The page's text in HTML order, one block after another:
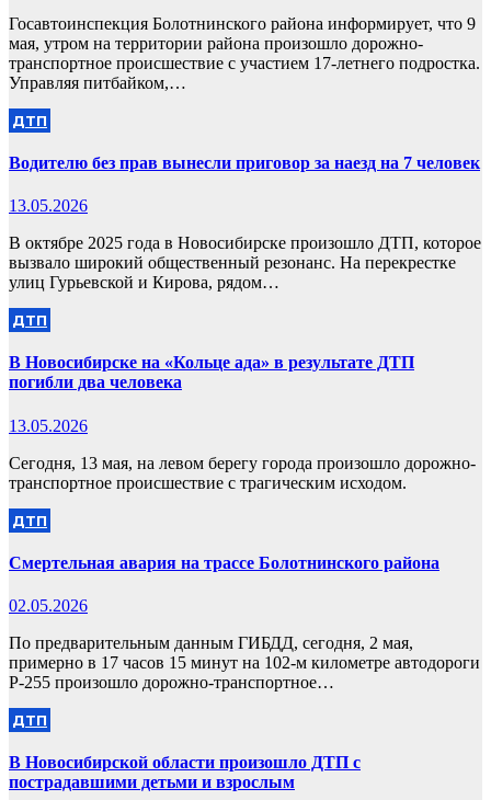
Госавтоинспекция Болотнинского района информирует, что 9
мая, утром на территории района произошло дорожно-
транспортное происшествие с участием 17-летнего подростка.
Управляя питбайком,…
ДТП
Водителю без прав вынесли приговор за наезд на 7 человек
13.05.2026
В октябре 2025 года в Новосибирске произошло ДТП, которое
вызвало широкий общественный резонанс. На перекрестке
улиц Гурьевской и Кирова, рядом…
ДТП
В Новосибирске на «Кольце ада» в результате ДТП
погибли два человека
13.05.2026
Сегодня, 13 мая, на левом берегу города произошло дорожно-
транспортное происшествие с трагическим исходом.
ДТП
Смертельная авария на трассе Болотнинского района
02.05.2026
По предварительным данным ГИБДД, сегодня, 2 мая,
примерно в 17 часов 15 минут на 102-м километре автодороги
Р-255 произошло дорожно-транспортное…
ДТП
В Новосибирской области произошло ДТП с
пострадавшими детьми и взрослым